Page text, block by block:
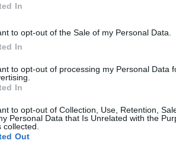
In
to opt-out of the Sale of my Personal Data.
In
to opt-out of processing my Personal Data
In
to opt-out of Collection, Use, Retention,
Personal Data that Is Unrelated with the
collected.
Out
raison pour le choix de la bonne
Exactement comme la coloration